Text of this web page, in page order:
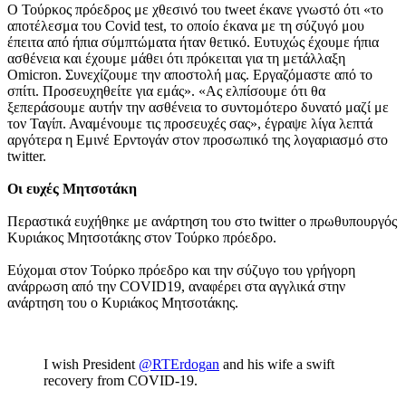
Ο Τούρκος πρόεδρος με χθεσινό του tweet έκανε γνωστό ότι «το
αποτέλεσμα του Covid test, το οποίο έκανα με τη σύζυγό μου
έπειτα από ήπια σύμπτώματα ήταν θετικό. Ευτυχώς έχουμε ήπια
ασθένεια και έχουμε μάθει ότι πρόκειται για τη μετάλλαξη
Omicron. Συνεχίζουμε την αποστολή μας. Εργαζόμαστε από το
σπίτι. Προσευχηθείτε για εμάς». «Ας ελπίσουμε ότι θα
ξεπεράσουμε αυτήν την ασθένεια το συντομότερο δυνατό μαζί με
τον Ταγίπ. Αναμένουμε τις προσευχές σας», έγραψε λίγα λεπτά
αργότερα η Εμινέ Ερντογάν στον προσωπικό της λογαριασμό στο
twitter.
Οι ευχές Μητσοτάκη
Περαστικά ευχήθηκε με ανάρτηση του στο twitter ο πρωθυπουργός
Κυριάκος Μητσοτάκης στον Τούρκο πρόεδρο.
Εύχομαι στον Τούρκο πρόεδρο και την σύζυγο του γρήγορη
ανάρρωση από την COVID19, αναφέρει στα αγγλικά στην
ανάρτηση του ο Κυριάκος Μητσοτάκης.
Ι wish President @RTErdogan and his wife a swift
recovery from COVID-19.